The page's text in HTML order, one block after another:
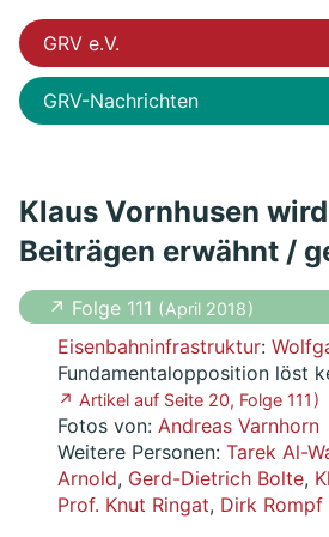
GRV e.V.
GRV-Nachrichten
Klaus Vornhusen
Beiträgen erwähnt /
↗ Folge 111 ( April 2018 )
Eisenbahninfrastruktur:
Fundamentalopposition löst
↗ Artikel auf Seite 20, Folge 111 )
Fotos von: Andreas Varnhorn
Weitere Personen: Tarek Al-
Arnold, Gerd-Dietrich Bolte,
Prof. Knut Ringat, Dirk Rompf